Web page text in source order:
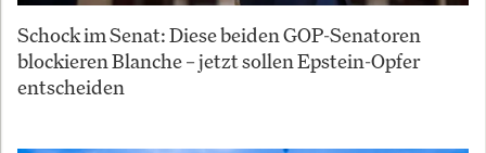
Schock im Senat: Diese beiden GOP-Senatoren
blockieren Blanche – jetzt sollen Epstein-Opfer
entscheiden